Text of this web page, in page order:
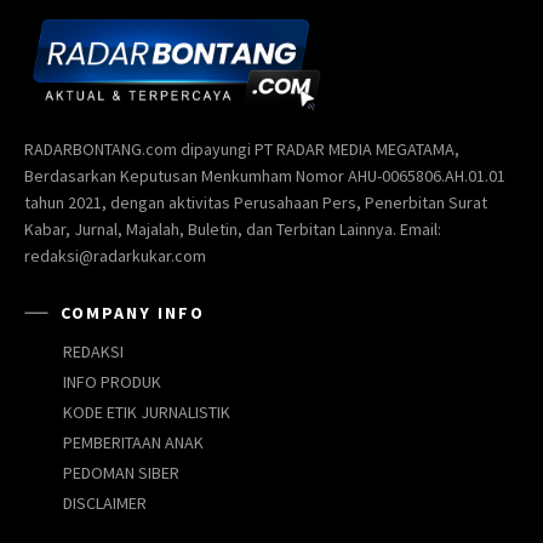
RADARBONTANG.com dipayungi PT RADAR MEDIA MEGATAMA,
Berdasarkan Keputusan Menkumham Nomor AHU-0065806.AH.01.01
tahun 2021, dengan aktivitas Perusahaan Pers, Penerbitan Surat
Kabar, Jurnal, Majalah, Buletin, dan Terbitan Lainnya. Email:
redaksi@radarkukar.com
COMPANY INFO
REDAKSI
INFO PRODUK
KODE ETIK JURNALISTIK
PEMBERITAAN ANAK
PEDOMAN SIBER
DISCLAIMER